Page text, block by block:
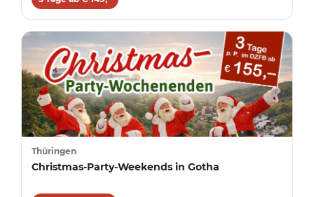
Thüringen
Christmas-Party-Weekends in Gotha